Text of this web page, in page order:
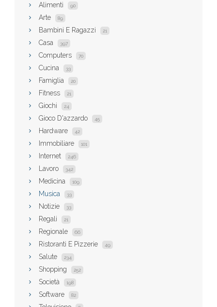
Alimenti 90
Arte 89
Bambini E Ragazzi 21
Casa 397
Computers 70
Cucina 33
Famiglia 20
Fitness 21
Giochi 24
Gioco D'azzardo 45
Hardware 42
Immobiliare 101
Internet 246
Lavoro 342
Medicina 109
Musica 33
Notizie 33
Regali 21
Regionale 66
Ristoranti E Pizzerie 49
Salute 234
Shopping 252
Società 198
Software 82